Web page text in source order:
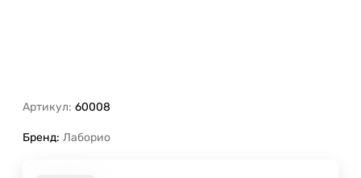
Артикул: 60008
Бренд: Лаборио